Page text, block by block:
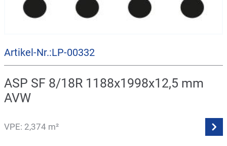
Artikel-Nr.:LP-00332
ASP SF 8/18R 1188x1998x12,5 mm
AVW
VPE: 2,374 m²